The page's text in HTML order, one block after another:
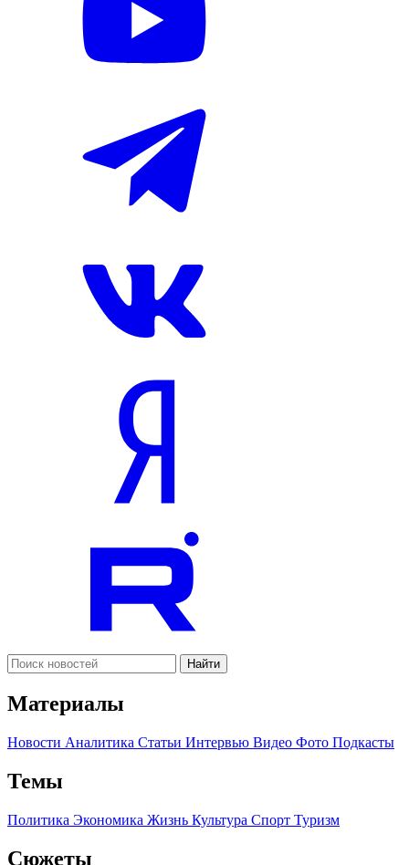
Найти
Материалы
Новости Аналитика Статьи Интервью Видео Фото Подкасты
Темы
Политика Экономика Жизнь Культура Спорт Туризм
Сюжеты